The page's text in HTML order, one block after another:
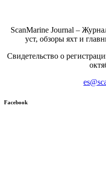
ScanMarine Journal –
уст, обзоры яхт и
Свидетельство о
Facebook